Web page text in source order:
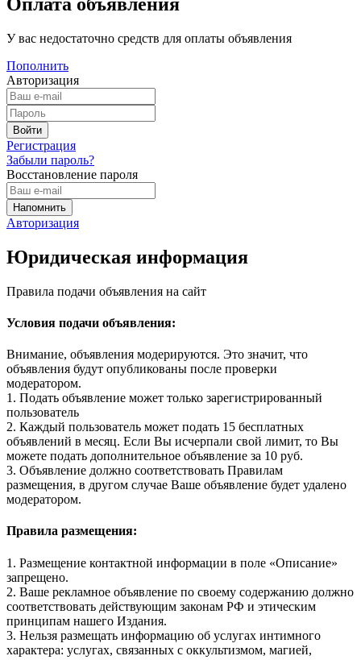
У вас недостаточно средств для оплаты объявления
Пополнить
Авторизация
Регистрация
Забыли пароль?
Восстановление пароля
Авторизация
Юридическая информация
Правила подачи объявления на сайт
Условия подачи объявления:
Внимание, объявления модерируются. Это значит, что
объявления будут опубликованы после проверки
модератором.
1. Подать объявление может только зарегистрированный
пользователь
2. Каждый пользователь может подать 15 бесплатных
объявлений в месяц. Если Вы исчерпали свой лимит, то Вы
можете подать дополнительное объявление за 10 руб.
3. Объявление должно соответствовать Правилам
размещения, в другом случае Ваше объявление будет удалено
модератором.
Правила размещения:
1. Размещение контактной информации в поле «Описание»
запрещено.
2. Ваше рекламное объявление по своему содержанию должно
соответствовать действующим законам РФ и этическим
принципам нашего Издания.
3. Нельзя размещать информацию об услугах интимного
характера: услугах, связанных с оккультизмом, магией,